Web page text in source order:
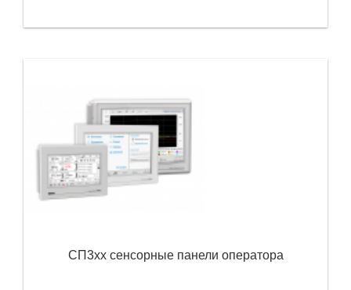
СП3хх сенсорные панели оператора